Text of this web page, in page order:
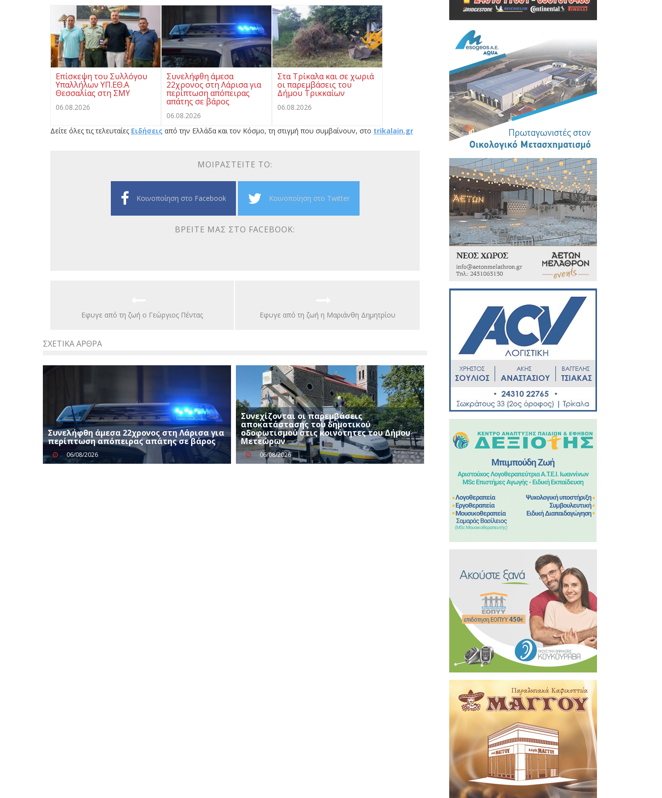
Επίσκεψη του Συλλόγου
Υπαλλήλων ΥΠ.ΕΘ.Α
Θεσσαλίας στη ΣΜΥ
06.08.2026
Συνελήφθη άμεσα
22χρονος στη Λάρισα για
περίπτωση απόπειρας
απάτης σε βάρος
06.08.2026
Στα Τρίκαλα και σε χωριά
οι παρεμβάσεις του
Δήμου Τρικκαίων
06.08.2026
Δείτε όλες τις τελευταίες Ειδήσεις από την Ελλάδα και τον Κόσμο, τη στιγμή που συμβαίνουν, στο trikalain.gr
ΜΟΙΡΑΣΤΕΊΤΕ ΤΟ:
Κοινοποίηση στο Facebook Κοινοποίηση στο Twitter
ΒΡΕΊΤΕ ΜΑΣ ΣΤΟ FACEBOOK:
Eφυγε από τη ζωή ο Γεώργιος Πέντας Εφυγε από τη ζωή η Μαριάνθη Δημητρίου
ΣΧΕΤΙΚΆ ΆΡΘΡΑ
Συνελήφθη άμεσα 22χρονος στη Λάρισα για
περίπτωση απόπειρας απάτης σε βάρος
06/08/2026
Συνεχίζονται οι παρεμβάσεις
αποκατάστασης του δημοτικού
οδοφωτισμού στις κοινότητες του Δήμου
Μετεώρων
06/08/2026